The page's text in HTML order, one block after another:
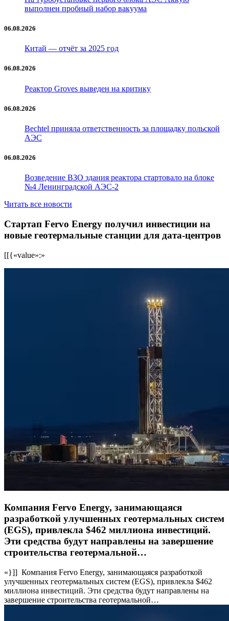
выполнен пробный набор вакуума
06.08.2026
Китай — отчёт за 2025 год
06.08.2026
Реактор Groves выведен на критику
06.08.2026
Bechtel приняла ответственность за площадку польской
АЭС
06.08.2026
Возведение ВЗО здания реактора стартовало на блоке
№4 Ленинградской АЭС-2
Читать все новости
Стартап Fervo Energy получил инвестиции на
новые геотермальные станции для дата-центров
[[{«value»:»
Компания Fervo Energy, занимающаяся
разработкой улучшенных геотермальных систем
(EGS), привлекла $462 миллиона инвестиций.
Эти средства будут направлены на завершение
строительства геотермальной…
«}]] Компания Fervo Energy, занимающаяся разработкой
улучшенных геотермальных систем (EGS), привлекла $462
миллиона инвестиций. Эти средства будут направлены на
завершение строительства геотермальной…